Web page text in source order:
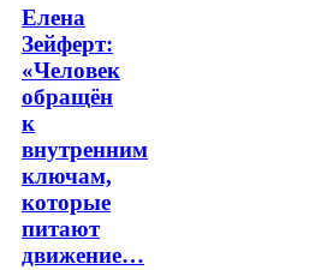
Елена
Зейферт:
«Человек
обращён
к
внутренним
ключам,
которые
питают
движение…